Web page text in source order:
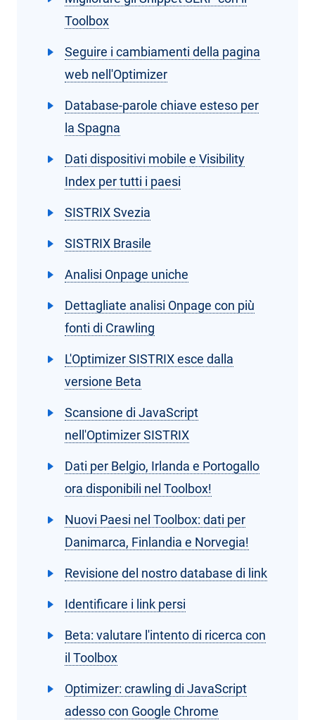
Toolbox
Seguire i cambiamenti della pagina
web nell'Optimizer
Database-parole chiave esteso per
la Spagna
Dati dispositivi mobile e Visibility
Index per tutti i paesi
SISTRIX Svezia
SISTRIX Brasile
Analisi Onpage uniche
Dettagliate analisi Onpage con più
fonti di Crawling
L'Optimizer SISTRIX esce dalla
versione Beta
Scansione di JavaScript
nell'Optimizer SISTRIX
Dati per Belgio, Irlanda e Portogallo
ora disponibili nel Toolbox!
Nuovi Paesi nel Toolbox: dati per
Danimarca, Finlandia e Norvegia!
Revisione del nostro database di link
Identificare i link persi
Beta: valutare l'intento di ricerca con
il Toolbox
Optimizer: crawling di JavaScript
adesso con Google Chrome